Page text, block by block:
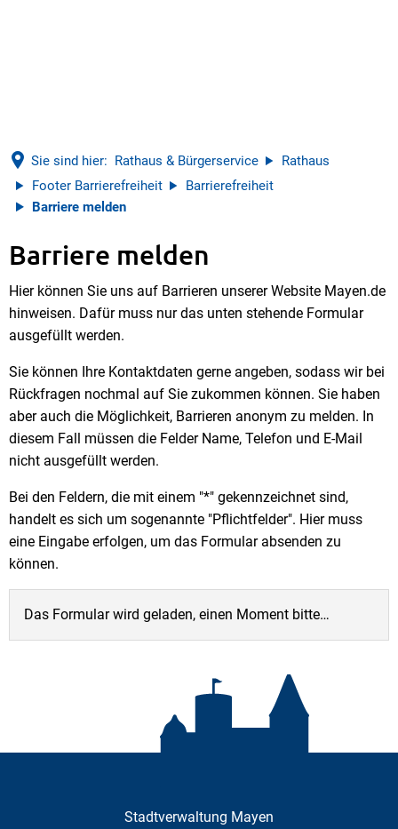
Sie sind hier: Rathaus & Bürgerservice
Rathaus
Footer Barrierefreiheit
Barrierefreiheit
Barriere melden
Barriere
melden
Barriere melden
Hier können Sie uns auf Barrieren unserer Website Mayen.de
hinweisen. Dafür muss nur das unten stehende Formular
ausgefüllt werden.
Sie können Ihre Kontaktdaten gerne angeben, sodass wir bei
Rückfragen nochmal auf Sie zukommen können. Sie haben
aber auch die Möglichkeit, Barrieren anonym zu melden. In
diesem Fall müssen die Felder Name, Telefon und E-Mail
nicht ausgefüllt werden.
Bei den Feldern, die mit einem "*" gekennzeichnet sind,
handelt es sich um sogenannte "Pflichtfelder". Hier muss
eine Eingabe erfolgen, um das Formular absenden zu
können.
Das Formular wird geladen, einen Moment bitte…
Stadtverwaltung Mayen